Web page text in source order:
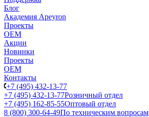
Блог
Академия Apeyron
Проекты
ОЕМ
Акции
Новинки
Проекты
ОЕМ
Контакты
+7 (495) 432-13-77
+7 (495) 432-13-77Розничный отдел
+7 (495) 162-85-55Оптовый отдел
8 (800) 300-64-49По техническим вопросам